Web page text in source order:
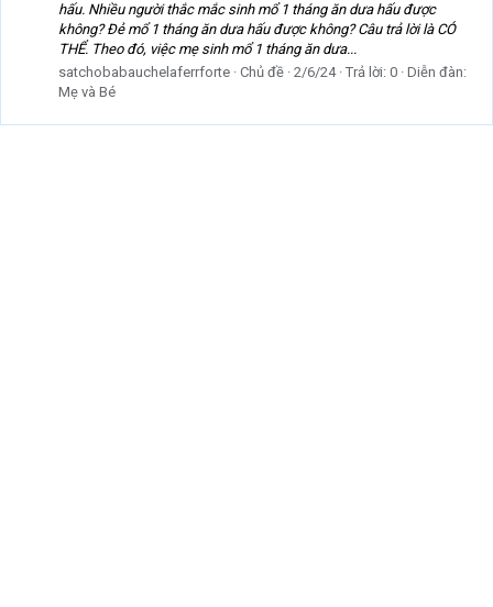
hấu. Nhiều người thắc mắc sinh mổ 1 tháng ăn dưa hấu được
không? Đẻ mổ 1 tháng ăn dưa hấu được không? Câu trả lời là CÓ
THỂ. Theo đó, việc mẹ sinh mổ 1 tháng ăn dưa...
satchobabauchelaferrforte Chủ đề 2/6/24 Trả lời: 0 Diễn đàn:
Mẹ và Bé